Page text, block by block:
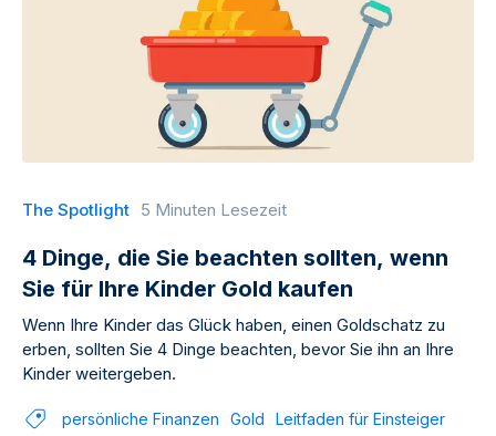
The Spotlight 5 Minuten Lesezeit
4 Dinge, die Sie beachten sollten, wenn
Sie für Ihre Kinder Gold kaufen
Wenn Ihre Kinder das Glück haben, einen Goldschatz zu
erben, sollten Sie 4 Dinge beachten, bevor Sie ihn an Ihre
Kinder weitergeben.
persönliche Finanzen Gold Leitfaden für Einsteiger